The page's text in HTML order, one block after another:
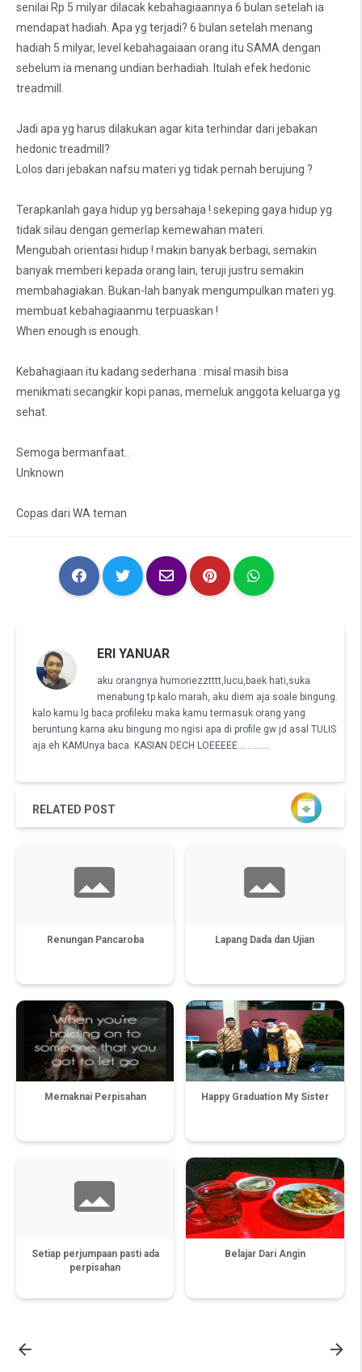
senilai Rp 5 milyar dilacak kebahagiaannya 6 bulan setelah ia
mendapat hadiah. Apa yg terjadi? 6 bulan setelah menang
hadiah 5 milyar, level kebahagaiaan orang itu SAMA dengan
sebelum ia menang undian berhadiah. Itulah efek hedonic
treadmill.
Jadi apa yg harus dilakukan agar kita terhindar dari jebakan
hedonic treadmill?
Lolos dari jebakan nafsu materi yg tidak pernah berujung ?
Terapkanlah gaya hidup yg bersahaja ! sekeping gaya hidup yg
tidak silau dengan gemerlap kemewahan materi.
Mengubah orientasi hidup ! makin banyak berbagi, semakin
banyak memberi kepada orang lain, teruji justru semakin
membahagiakan. Bukan-lah banyak mengumpulkan materi yg.
membuat kebahagiaanmu terpuaskan !
When enough is enough.
Kebahagiaan itu kadang sederhana : misal masih bisa
menikmati secangkir kopi panas, memeluk anggota keluarga yg
sehat.
Semoga bermanfaat..
Unknown
Copas dari WA teman
ERI YANUAR
aku orangnya humoriezztttt,lucu,baek hati,suka
menabung tp kalo marah, aku diem aja soale bingung.
kalo kamu lg baca profileku maka kamu termasuk orang yang
beruntung karna aku bingung mo ngisi apa di profile gw jd asal TULIS
aja eh KAMUnya baca. KASIAN DECH LOEEEEE.............

RELATED POST
Renungan Pancaroba Lapang Dada dan Ujian
Memaknai Perpisahan Happy Graduation My Sister
Setiap perjumpaan pasti ada
perpisahan
Belajar Dari Angin
 